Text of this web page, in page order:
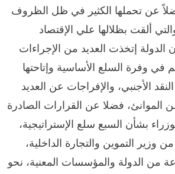
فضلاً عن تحملها الكثير في ظل الظروف
والتي ألقت بظلالها علي الإقتصاد
الدولة إتخذت العديد من الإجراءات
في وفرة السلع الأساسية وإتاحتها
الأجنبي، والإفراجات عن العديد
الموانئ، فضلا عن القرارات الصادرة
بشأن السبع سلع الإستراتيجية،
وزير التموين والتجارة الداخلية،
من الدولة والمؤسسات المعنية، نحو